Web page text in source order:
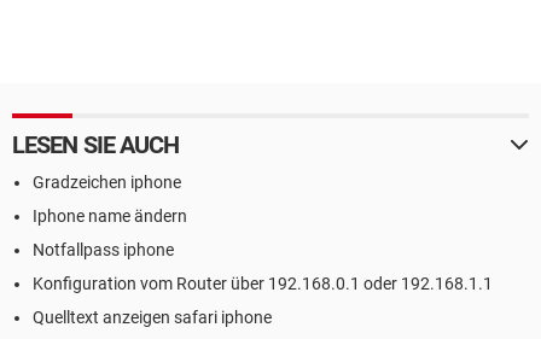
LESEN SIE AUCH
Gradzeichen iphone
Iphone name ändern
Notfallpass iphone
Konfiguration vom Router über 192.168.0.1 oder 192.168.1.1
Quelltext anzeigen safari iphone